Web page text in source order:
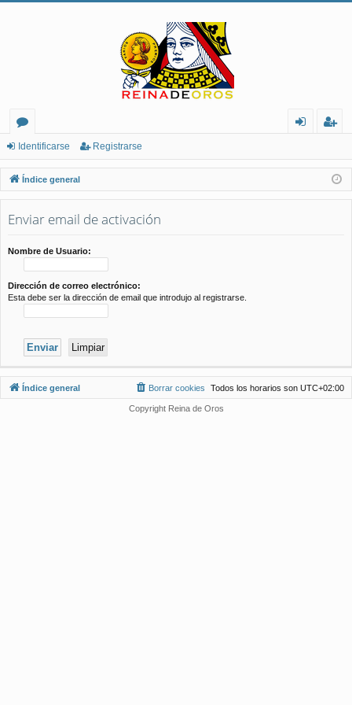
or
os
nt
ifi
ist
ra
Identificarse Registrarse
Índice general
Enviar email de activación
Nombre de Usuario:
Dirección de correo electrónico:
Esta debe ser la dirección de email que introdujo al registrarse.
Índice general Todos los horarios son UTC+02:00
Borrar cookies
Copyright Reina de Oros